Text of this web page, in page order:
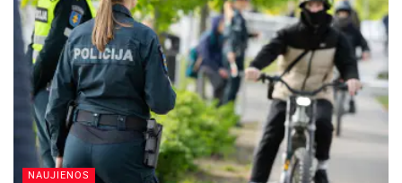
NAUJIENOS